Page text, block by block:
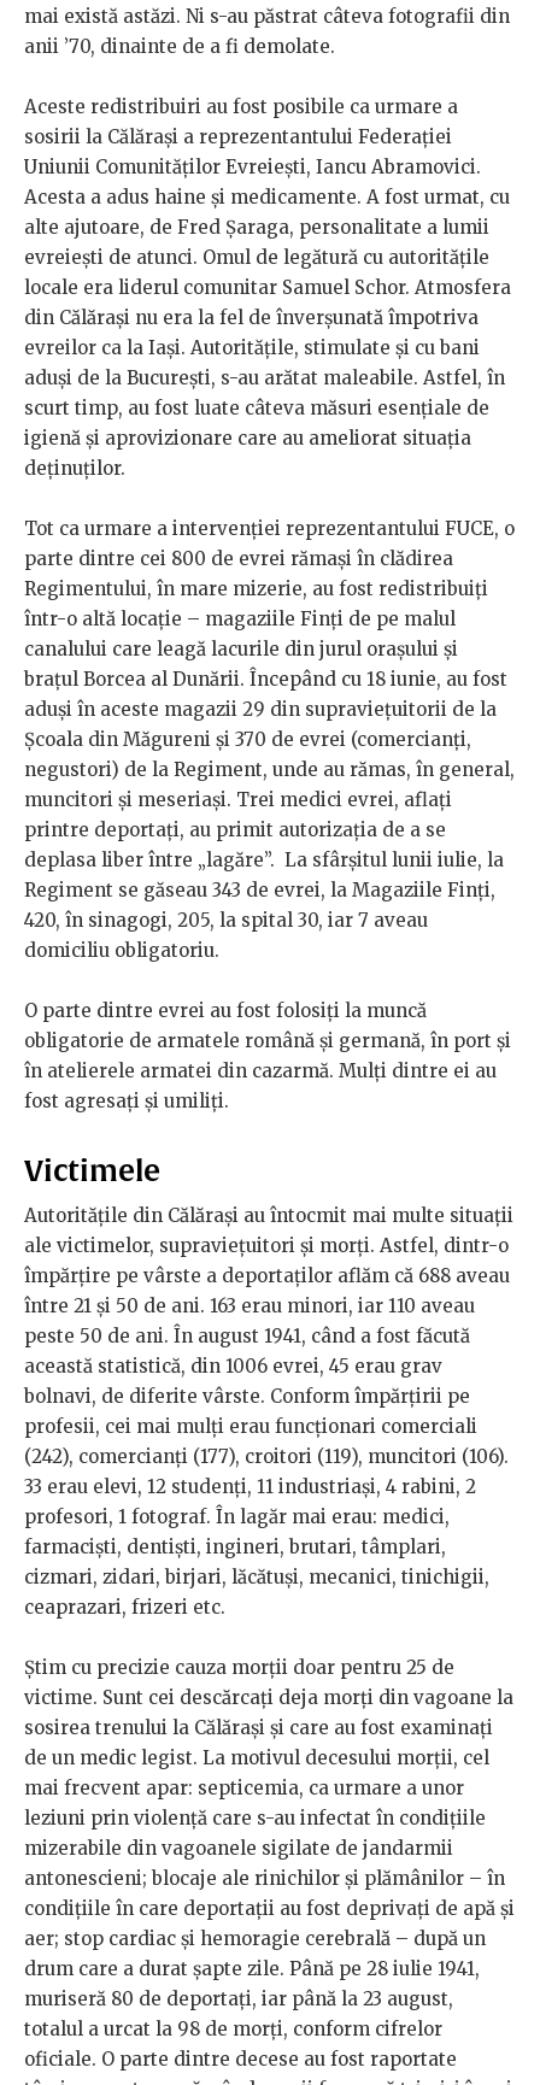
mai există astăzi. Ni s-au păstrat câteva fotografii din
anii ’70, dinainte de a fi demolate.
Aceste redistribuiri au fost posibile ca urmare a
sosirii la Călărași a reprezentantului Federației
Uniunii Comunităților Evreiești, Iancu Abramovici.
Acesta a adus haine și medicamente. A fost urmat, cu
alte ajutoare, de Fred Șaraga, personalitate a lumii
evreiești de atunci. Omul de legătură cu autoritățile
locale era liderul comunitar Samuel Schor. Atmosfera
din Călărași nu era la fel de înverșunată împotriva
evreilor ca la Iași. Autoritățile, stimulate și cu bani
aduși de la București, s-au arătat maleabile. Astfel, în
scurt timp, au fost luate câteva măsuri esențiale de
igienă și aprovizionare care au ameliorat situația
deținuților.
Tot ca urmare a intervenției reprezentantului FUCE, o
parte dintre cei 800 de evrei rămași în clădirea
Regimentului, în mare mizerie, au fost redistribuiți
într-o altă locație – magaziile Finți de pe malul
canalului care leagă lacurile din jurul orașului și
brațul Borcea al Dunării. Începând cu 18 iunie, au fost
aduși în aceste magazii 29 din supraviețuitorii de la
Școala din Măgureni și 370 de evrei (comercianți,
negustori) de la Regiment, unde au rămas, în general,
muncitori și meseriași. Trei medici evrei, aflați
printre deportați, au primit autorizația de a se
deplasa liber între „lagăre”. La sfârșitul lunii iulie, la
Regiment se găseau 343 de evrei, la Magaziile Finți,
420, în sinagogi, 205, la spital 30, iar 7 aveau
domiciliu obligatoriu.
O parte dintre evrei au fost folosiți la muncă
obligatorie de armatele română și germană, în port și
în atelierele armatei din cazarmă. Mulți dintre ei au
fost agresați și umiliți.
Victimele
Autoritățile din Călărași au întocmit mai multe situații
ale victimelor, supraviețuitori și morți. Astfel, dintr-o
împărțire pe vârste a deportaților aflăm că 688 aveau
între 21 și 50 de ani. 163 erau minori, iar 110 aveau
peste 50 de ani. În august 1941, când a fost făcută
această statistică, din 1006 evrei, 45 erau grav
bolnavi, de diferite vârste. Conform împărțirii pe
profesii, cei mai mulți erau funcționari comerciali
(242), comercianți (177), croitori (119), muncitori (106).
33 erau elevi, 12 studenți, 11 industriași, 4 rabini, 2
profesori, 1 fotograf. În lagăr mai erau: medici,
farmaciști, dentiști, ingineri, brutari, tâmplari,
cizmari, zidari, birjari, lăcătuși, mecanici, tinichigii,
ceaprazari, frizeri etc.
Știm cu precizie cauza morții doar pentru 25 de
victime. Sunt cei descărcați deja morți din vagoane la
sosirea trenului la Călărași și care au fost examinați
de un medic legist. La motivul decesului morții, cel
mai frecvent apar: septicemia, ca urmare a unor
leziuni prin violență care s-au infectat în condițiile
mizerabile din vagoanele sigilate de jandarmii
antonescieni; blocaje ale rinichilor și plămânilor – în
condițiile în care deportații au fost deprivați de apă și
aer; stop cardiac și hemoragie cerebrală – după un
drum care a durat șapte zile. Până pe 28 iulie 1941,
muriseră 80 de deportați, iar până la 23 august,
totalul a urcat la 98 de morți, conform cifrelor
oficiale. O parte dintre decese au fost raportate